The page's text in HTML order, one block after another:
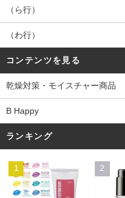
（ら行）
（わ行）
コンテンツを見る
乾燥対策・モイスチャー商品
B Happy
ランキング
1 2